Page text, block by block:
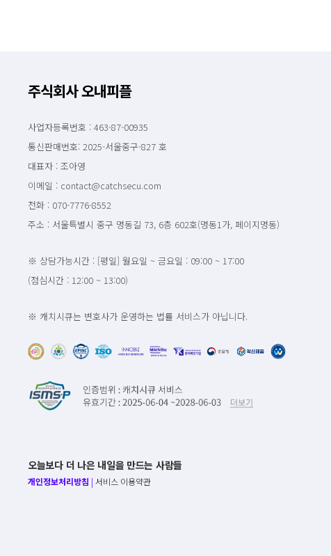
주식회사 오내피플
사업자등록번호 : 463-87-00935
통신판매번호: 2025-서울중구-827 호
대표자 : 조아영
이메일 : contact@catchsecu.com
전화 : 070-7776-8552
주소 : 서울특별시 중구 명동길 73, 6층 602호(명동1가, 페이지명동)
※ 상담가능시간 : [평일] 월요일 ~ 금요일 : 09:00 ~ 17:00
(점심시간 : 12:00 ~ 13:00)
※ 캐치시큐는 변호사가 운영하는 법률 서비스가 아닙니다.
오늘보다 더 나은 내일을 만드는 사람들
개인정보처리방침 | 서비스 이용약관